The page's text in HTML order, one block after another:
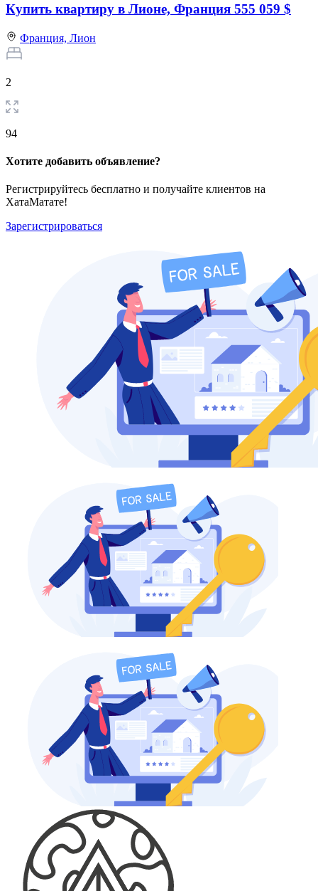
Купить квартиру в Лионе, Франция 555 059 $
Франция, Лион
2
94
Хотите добавить объявление?
Регистрируйтесь бесплатно и получайте клиентов на
ХатаМатате!
Зарегистрироваться